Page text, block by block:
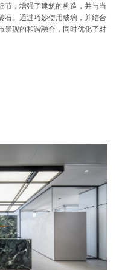
节，增强了建筑的构造，并与当
石。通过巧妙使用玻璃，并结合
景观的和谐融合，同时优化了对